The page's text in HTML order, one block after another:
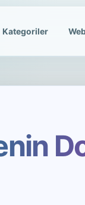
Kategoriler